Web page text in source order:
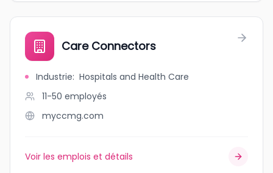
Care Connectors
Industrie: Hospitals and Health Care
11-50 employés
myccmg.com
Voir les emplois et détails